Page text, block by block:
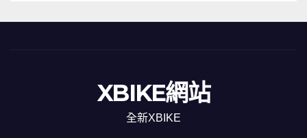
XBIKE網站
全新XBIKE